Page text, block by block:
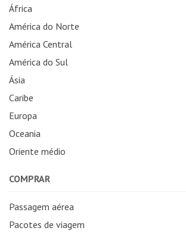
África
América do Norte
América Central
América do Sul
Ásia
Caribe
Europa
Oceania
Oriente médio
COMPRAR
Passagem aérea
Pacotes de viagem